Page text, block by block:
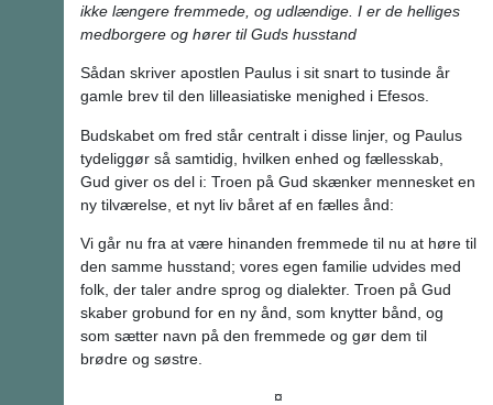
ikke længere fremmede, og udlændige. I er de helliges
medborgere og hører til Guds husstand
Sådan skriver apostlen Paulus i sit snart to tusinde år
gamle brev til den lilleasiatiske menighed i Efesos.
Budskabet om fred står centralt i disse linjer, og Paulus
tydeliggør så samtidig, hvilken enhed og fællesskab,
Gud giver os del i: Troen på Gud skænker mennesket en
ny tilværelse, et nyt liv båret af en fælles ånd:
Vi går nu fra at være hinanden fremmede til nu at høre til
den samme husstand; vores egen familie udvides med
folk, der taler andre sprog og dialekter. Troen på Gud
skaber grobund for en ny ånd, som knytter bånd, og
som sætter navn på den fremmede og gør dem til
brødre og søstre.
¤